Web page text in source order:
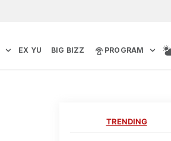
EX YU BIG BIZZ PROGRAM
TRENDING